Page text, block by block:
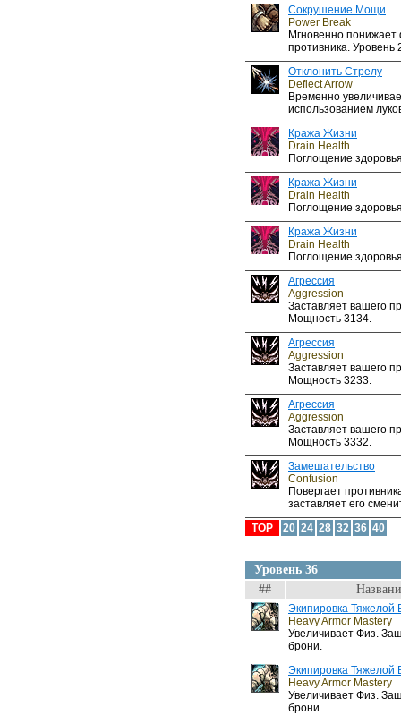
Сокрушение Мощи
Power Break
Мгновенно понижает
противника. Уровень
Отклонить Стрелу
Deflect Arrow
Временно
использованием
Кража Жизни
Drain Health
Поглощение
Кража Жизни
Drain Health
Поглощение
Кража Жизни
Drain Health
Поглощение
Агрессия
Aggression
Заставляет вашего
Мощность 3134.
Агрессия
Aggression
Заставляет вашего
Мощность 3233.
Агрессия
Aggression
Заставляет вашего
Мощность 3332.
Замешательство
Confusion
Повергает
заставляет его
TOP
20 24 28 32 36 40
Уровень 36
##
Экипировка Тяжелой
Heavy Armor Mastery
Увеличивает Физ.
брони.
Экипировка Тяжелой
Heavy Armor Mastery
Увеличивает Физ.
брони.